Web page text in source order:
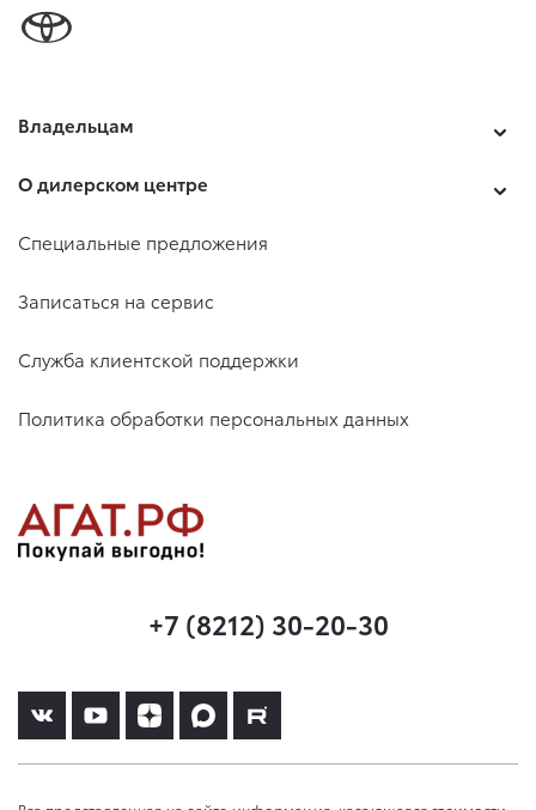
Владельцам
О дилерском центре
Специальные предложения
Записаться на сервис
Служба клиентской поддержки
Политика обработки персональных данных
+7 (8212) 30-20-30